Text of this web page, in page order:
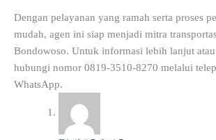
Dengan pelayanan yang ramah serta proses
mudah, agen ini siap menjadi mitra
Bondowoso. Untuk informasi lebih lanjut atau
hubungi nomor 0819-3510-8270 melalui
WhatsApp.